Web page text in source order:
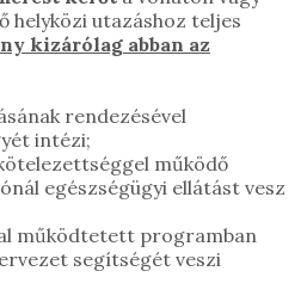
helyközi utazáshoz teljes
kizárólag abban az
rendezésével
intézi;
működő
egészségügyi ellátást vesz
programban
segítségét veszi